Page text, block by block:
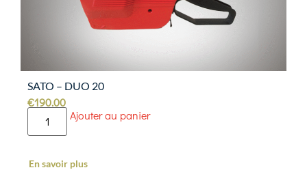
SATO – DUO 20
€190.00
Ajouter au panier
En savoir plus